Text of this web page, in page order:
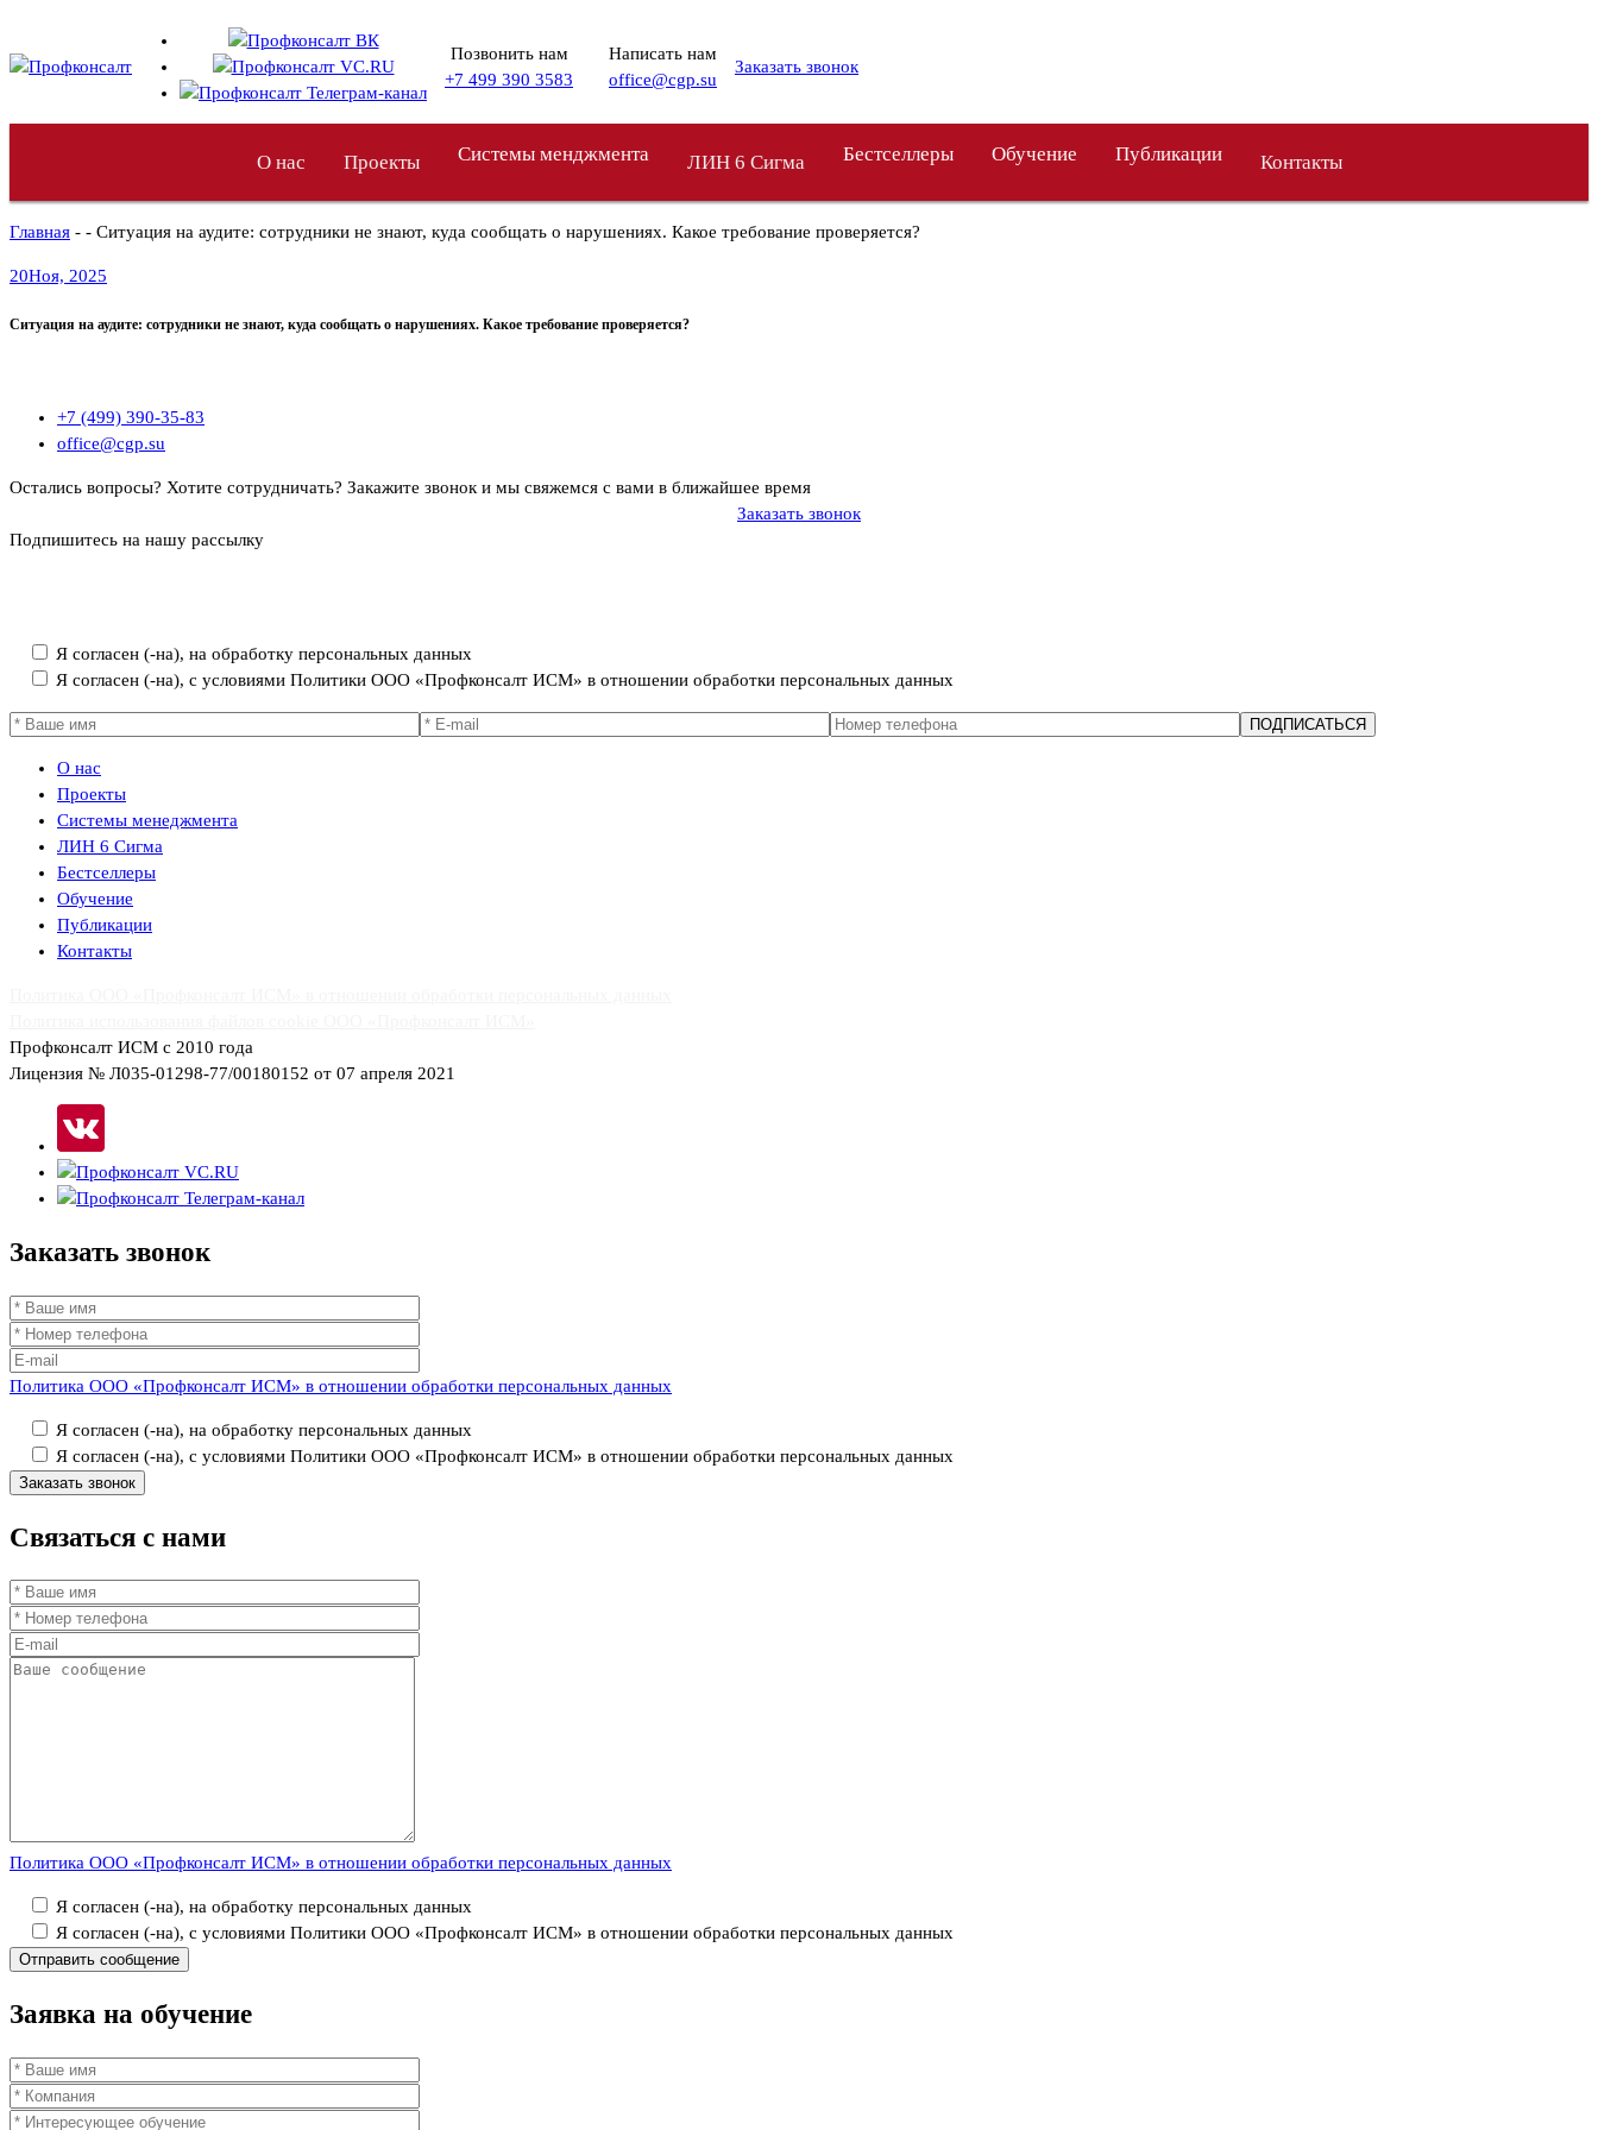
содержимому
Позвонить нам
+7 499 390 3583
Написать нам
office@cgp.su
Заказать звонок
О нас Проекты Системы менджмента ЛИН 6 Сигма Бестселлеры Обучение Публикации Контакты
Главная - - Ситуация на аудите: сотрудники не знают, куда сообщать о нарушениях. Какое требование проверяется?
20Ноя, 2025
Ситуация на аудите: сотрудники не знают, куда сообщать о нарушениях. Какое требование проверяется?
+7 (499) 390-35-83
office@cgp.su
Остались вопросы? Хотите сотрудничать? Закажите звонок и мы свяжемся с вами в ближайшее время
Заказать звонок
Подпишитесь на нашу рассылку
Я согласен (-на), на обработку персональных данных
Я согласен (-на), с условиями Политики ООО «Профконсалт ИСМ» в отношении обработки персональных данных
О нас
Проекты
Системы менеджмента
ЛИН 6 Сигма
Бестселлеры
Обучение
Публикации
Контакты
Профконсалт ИСМ с 2010 года
Лицензия № Л035-01298-77/00180152 от 07 апреля 2021
Заказать звонок
Политика ООО «Профконсалт ИСМ» в отношении обработки персональных данных
Я согласен (-на), на обработку персональных данных
Я согласен (-на), с условиями Политики ООО «Профконсалт ИСМ» в отношении обработки персональных данных
Связаться с нами
Политика ООО «Профконсалт ИСМ» в отношении обработки персональных данных
Я согласен (-на), на обработку персональных данных
Я согласен (-на), с условиями Политики ООО «Профконсалт ИСМ» в отношении обработки персональных данных
Заявка на обучение